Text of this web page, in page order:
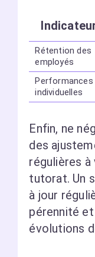
Rétention des
employés
Performances
individuelles
Enfin, ne
des
régulières
tutorat. Un
à jour
pérennité
évolutions